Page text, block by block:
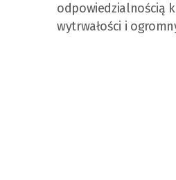
odpowiedzialnością
wytrwałości i